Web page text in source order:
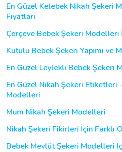
En Güzel Kelebek Nikah Şekeri
Fiyatları
Çerçeve Bebek Şekeri
Kutulu Bebek Şekeri Yapımı ve
En Güzel Leylekli Bebek Şekeri
En Güzel Nikah Şekeri Etiketleri
Modelleri
Mum Nikah Şekeri Modelleri
Nikah Şekeri Fikirleri İçin Farklı
Bebek Mevlüt Şekeri Modelleri